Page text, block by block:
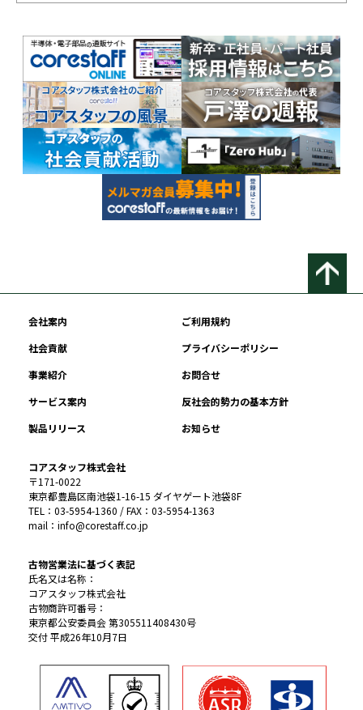
会社案内
ご利用規約
社会貢献
プライバシーポリシー
事業紹介
お問合せ
サービス案内
反社会的勢力の基本方針
製品リリース
お知らせ
コアスタッフ株式会社
〒171-0022
東京都豊島区南池袋1-16-15 ダイヤゲート池袋8F
TEL：03-5954-1360 / FAX：03-5954-1363
mail：info@corestaff.co.jp
古物営業法に基づく表記
氏名又は名称：
コアスタッフ株式会社
古物商許可番号：
東京都公安委員会 第305511408430号
交付 平成26年10月7日